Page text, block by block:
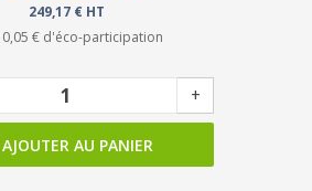
249,17 € HT
0,05 € d'éco-participation
+
AJOUTER AU PANIER